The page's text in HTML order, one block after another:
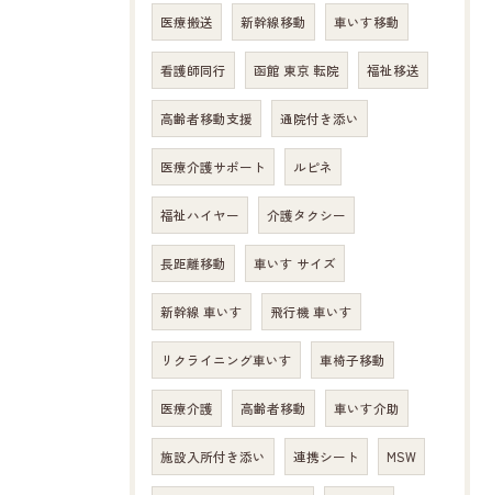
医療搬送 新幹線移動 車いす移動
看護師同行 函館 東京 転院 福祉移送
高齢者移動支援 通院付き添い
医療介護サポート ルピネ
福祉ハイヤー 介護タクシー
長距離移動 車いす サイズ
新幹線 車いす 飛行機 車いす
リクライニング車いす 車椅子移動
医療介護 高齢者移動 車いす介助
施設入所付き添い 連携シート MSW